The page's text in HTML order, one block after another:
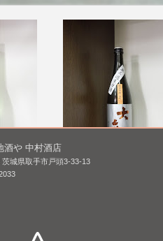
醸
大観 純米吟醸 雄町 無濾
酒や 中村酒店
茨城県取手市戸頭3-33-13